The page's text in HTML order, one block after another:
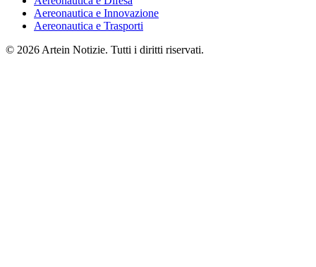
Aereonautica e Innovazione
Aereonautica e Trasporti
© 2026 Artein Notizie. Tutti i diritti riservati.